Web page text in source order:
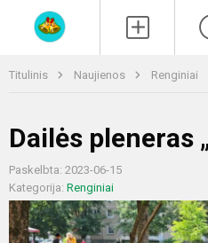
Titulinis Naujienos Renginiai
Dailės pleneras
Paskelbta: 2023-06-15
Kategorija: Renginiai